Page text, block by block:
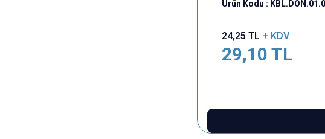
Ürün Kodu :
24,25 TL + KDV
29,10 TL